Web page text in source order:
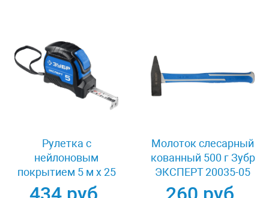
Рулетка с
нейлоновым
покрытием 5 м x 25
мм Зубр 34057-05-
Молоток слесарный
кованный 500 г Зубр
ЭКСПЕРТ 20035-05